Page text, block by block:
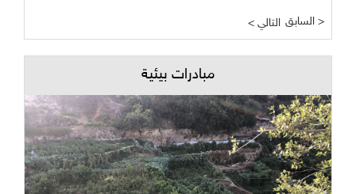
< التالي السابق >
مبادرات بيئية